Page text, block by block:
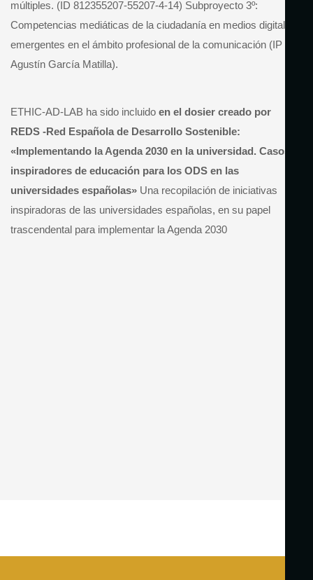
múltiples. (ID 812355207-55207-4-14) Subproyecto 3º:
Competencias mediáticas de la ciudadanía en medios digitales
emergentes en el ámbito profesional de la comunicación (IP
Agustín García Matilla).
ETHIC-AD-LAB ha sido incluido en el dosier creado por
REDS -Red Española de Desarrollo Sostenible:
«Implementando la Agenda 2030 en la universidad. Casos
inspiradores de educación para los ODS en las
universidades españolas» Una recopilación de iniciativas
inspiradoras de las universidades españolas, en su papel
trascendental para implementar la Agenda 2030